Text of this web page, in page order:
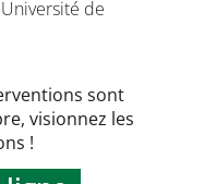
de
sont
visionnez les
!